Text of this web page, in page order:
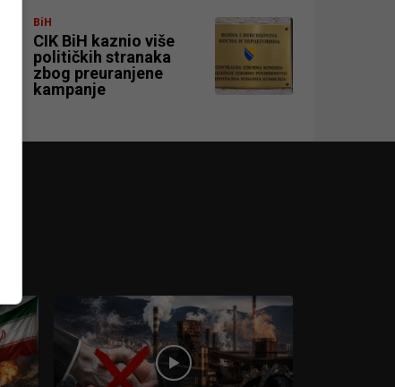
BiH
CIK BiH kaznio više
političkih stranaka
zbog preuranjene
kampanje